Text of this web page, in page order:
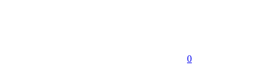
0